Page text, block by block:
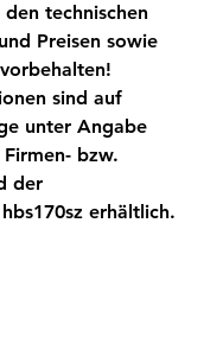
technischen
Preisen sowie
sind auf
unter Angabe
bzw.
der
erhältlich.